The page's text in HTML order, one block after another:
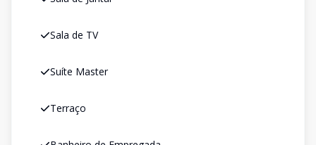
Sala de TV
Suíte Master
Terraço